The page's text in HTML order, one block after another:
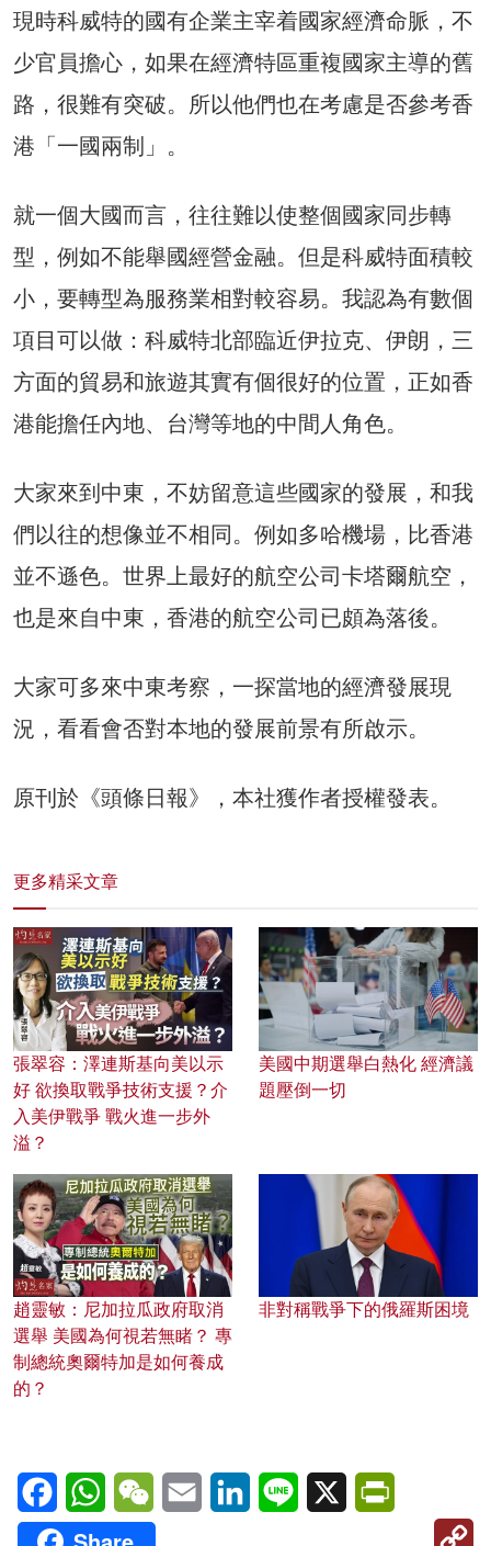
現時科威特的國有企業主宰着國家經濟命脈，不
少官員擔心，如果在經濟特區重複國家主導的舊
路，很難有突破。所以他們也在考慮是否參考香
港「一國兩制」。
就一個大國而言，往往難以使整個國家同步轉
型，例如不能舉國經營金融。但是科威特面積較
小，要轉型為服務業相對較容易。我認為有數個
項目可以做：科威特北部臨近伊拉克、伊朗，三
方面的貿易和旅遊其實有個很好的位置，正如香
港能擔任內地、台灣等地的中間人角色。
大家來到中東，不妨留意這些國家的發展，和我
們以往的想像並不相同。例如多哈機場，比香港
並不遜色。世界上最好的航空公司卡塔爾航空，
也是來自中東，香港的航空公司已頗為落後。
大家可多來中東考察，一探當地的經濟發展現
況，看看會否對本地的發展前景有所啟示。
原刊於《頭條日報》，本社獲作者授權發表。
更多精采文章
張翠容：澤連斯基向美以示
好 欲換取戰爭技術支援？介
入美伊戰爭 戰火進一步外
溢？
美國中期選舉白熱化 經濟議
題壓倒一切
趙靈敏：尼加拉瓜政府取消
選舉 美國為何視若無睹？ 專
制總統奧爾特加是如何養成
的？
非對稱戰爭下的俄羅斯困境
FacebookWhatsAppWeChatEmail LinkedInLine X